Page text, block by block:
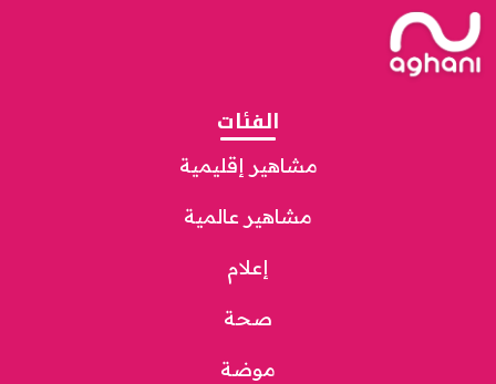
الفئات
مشاهير إقليمية
مشاهير عالمية
إعلام
صحة
موضة